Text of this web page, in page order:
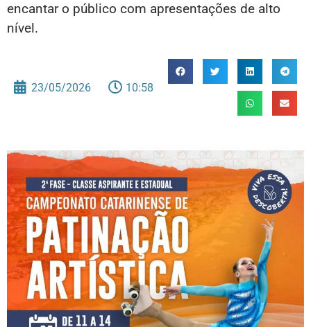
encantar o público com apresentações de alto
nível.
23/05/2026 10:58